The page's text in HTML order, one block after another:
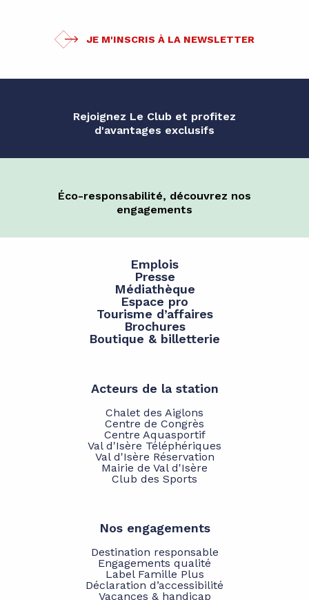
JE M'INSCRIS À LA NEWSLETTER
Rejoignez Le Club et profitez
d'avantages exclusifs
Éco-responsabilité, découvrez nos
engagements
Emplois
Presse
Médiathèque
Espace pro
Tourisme d’affaires
Brochures
Boutique & billetterie
Acteurs de la station
Chalet des Aiglons
Centre de Congrès
Centre Aquasportif
Val d'Isère Téléphériques
Val d'Isère Réservation
Mairie de Val d'Isère
Club des Sports
Nos engagements
Destination responsable
Engagements qualité
Label Famille Plus
Déclaration d’accessibilité
Vacances & handicap